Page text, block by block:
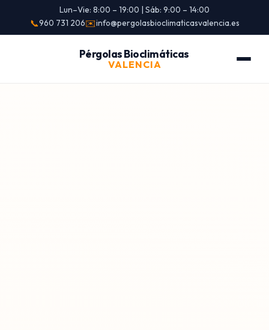
Lun–Vie: 8:00 – 19:00 | Sáb: 9:00 – 14:00
📞960 731 206✉️info@pergolasbioclimaticasvalencia.es
Pérgolas Bioclimáticas
VALENCIA